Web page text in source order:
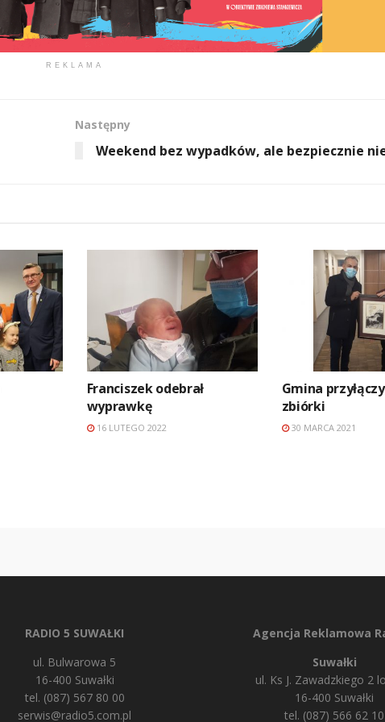
REKLAMA
Następny
Weekend bez wypadków, ale bezpiecznie
Franciszek odebrał
wyprawkę
16 LUTEGO 2022
Gmina
zbiórki
30 MARCA 2021
RADIO 5 SUWAŁKI
ul. Bulwarowa 5
16-400 Suwałki
tel. (087) 567 80 00
serwis@radio5.com.pl
Agencja Reklamowa
Suwałki
ul. Ks J. Zawadzkiego 2
16-400 Suwałki
tel. (087) 566 62 10